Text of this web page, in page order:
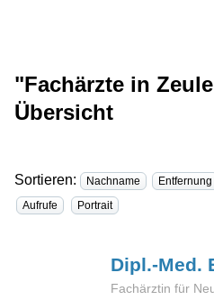
"Fachärzte in
Übersicht
Sortieren: Nachname Entfernung
Aufrufe
Portrait
Dipl.-Med.
Fachärztin für